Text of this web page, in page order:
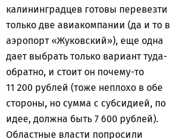
калининградцев готовы перевезти
только две авиакомпании (да и то в
аэропорт «Жуковский»), еще одна
дает выбрать только вариант туда-
обратно, и стоит он почему-то
11 200 рублей (тоже неплохо в обе
стороны, но сумма с субсидией, по
идее, должна быть 7 600 рублей).
Областные власти попросили